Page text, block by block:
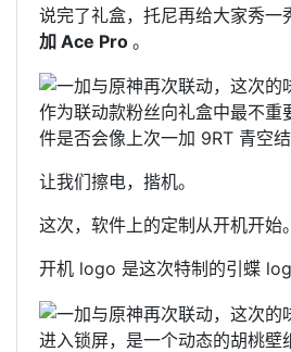
说完了礼盒，托尼再给大家秀一
加 Ace Pro 。
作为联动款粉丝向礼盒中最不重
件是否会像上次一加 9RT 青空
让我们擦电，揩机。
这次，软件上的定制从开机开始。
开机 logo 是这次特制的引蝶
进入锁屏，是一个动态的胡桃壁